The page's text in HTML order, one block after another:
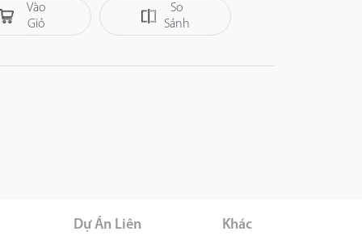
Vào
Giỏ
Hàng
So
Sánh
Dự Án Liên
Khác